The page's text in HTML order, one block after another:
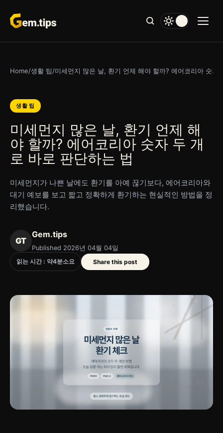
문
로
뛰
Home/생활 팁/미세먼지 많은 날, 환기 언제 해야 할까? 에어코리아 숫자
생활 팁
미세먼지 많은 날, 환기 언제 해
야 할까? 에어코리아 숫자 두 개
로 바로 판단하는 법
미세먼지가 나쁜 날에도 환기를 아예 끊기보다, 에어코리아와
대기 예보를 보고 짧고 정확하게 환기하는 현실적인 방법을 정
리했습니다.
GT
Gem.tips
Published 2026년 04월 04일
읽는 시간 : 약4분소요 Share this post